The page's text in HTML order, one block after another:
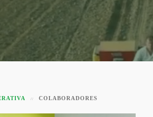
COLABORADORES